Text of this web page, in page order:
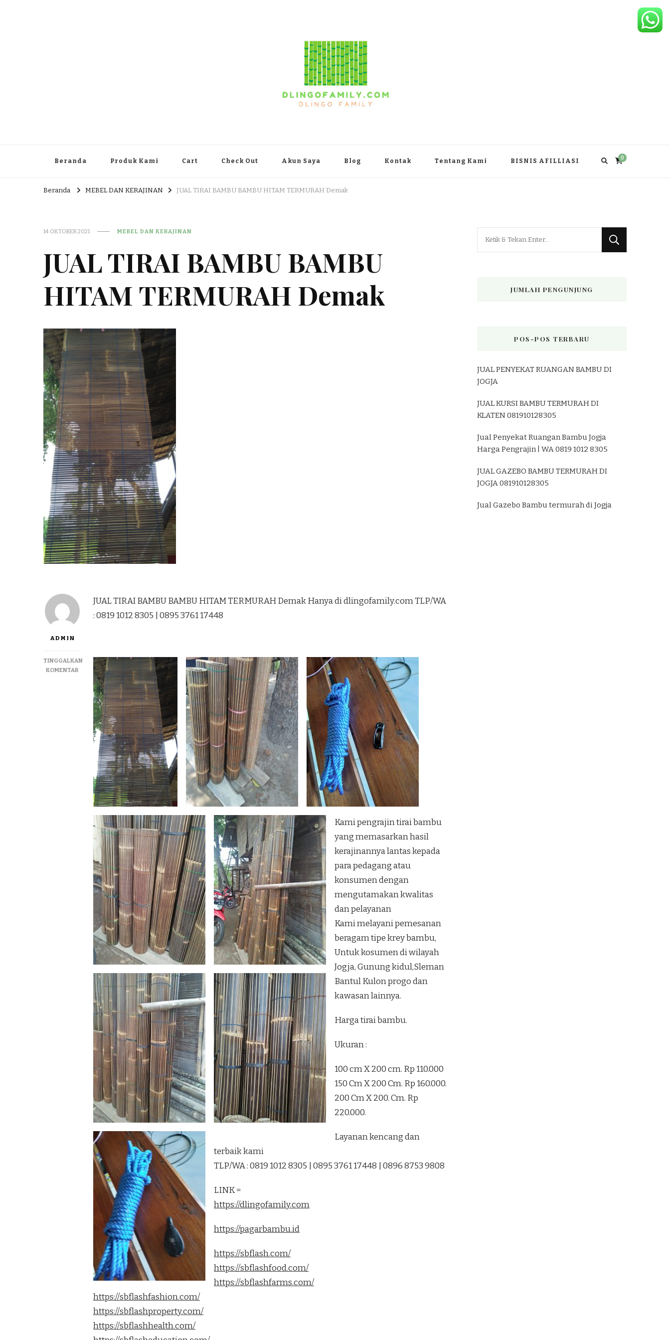
Beranda Produk Kami Cart Check Out Akun Saya Blog Kontak Tentang Kami BISNIS AFILLIASI 0
Beranda MEBEL DAN KERAJINAN JUAL TIRAI BAMBU BAMBU HITAM TERMURAH Demak
14 OKTOBER 2021 MEBEL DAN KERAJINAN
JUAL TIRAI BAMBU BAMBU
HITAM TERMURAH Demak
ADMIN
TINGGALKAN
KOMENTARPADA
BAMBU
BAMBU
HITAM
TERMURAH
DEMAK
JUAL TIRAI BAMBU BAMBU HITAM TERMURAH Demak Hanya di dlingofamily.com TLP/WA
: 0819 1012 8305 | 0895 3761 17448
Kami pengrajin tirai bambu
yang memasarkan hasil
kerajinannya lantas kepada
para pedagang atau
konsumen dengan
mengutamakan kwalitas
dan pelayanan
Kami melayani pemesanan
beragam tipe krey bambu,
Untuk kosumen di wilayah
Jogja, Gunung kidul,Sleman
Bantul Kulon progo dan
kawasan lainnya.
Harga tirai bambu.
Ukuran :
100 cm X 200 cm. Rp 110.000
150 Cm X 200 Cm. Rp 160.000.
200 Cm X 200. Cm. Rp
220.000.
Layanan kencang dan
terbaik kami
TLP/WA : 0819 1012 8305 | 0895 3761 17448 | 0896 8753 9808
LINK =
https://dlingofamily.com
https://pagarbambu.id
https://sbflash.com/
https://sbflashfood.com/
https://sbflashfarms.com/
https://sbflashfashion.com/
https://sbflashproperty.com/
https://sbflashhealth.com/
JUMLAH PENGUNJUNG
POS-POS TERBARU
JUAL PENYEKAT RUANGAN BAMBU DI
JOGJA
JUAL KURSI BAMBU TERMURAH DI
KLATEN 081910128305
Jual Penyekat Ruangan Bambu Jogja
Harga Pengrajin | WA 0819 1012 8305
JUAL GAZEBO BAMBU TERMURAH DI
JOGJA 081910128305
Jual Gazebo Bambu termurah di Jogja